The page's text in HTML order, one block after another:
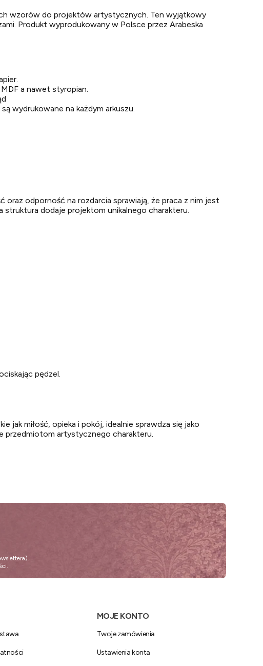
wzorów do projektów artystycznych. Ten wyjątkowy
Produkt wyprodukowany w Polsce przez Arabeska
a nawet styropian.
wydrukowane na każdym arkuszu.
odporność na rozdarcia sprawiają, że praca z nim jest
dodaje projektom unikalnego charakteru.
pędzel.
jak miłość, opieka i pokój, idealnie sprawdza się jako
przedmiotom artystycznego charakteru.
.
MOJE KONTO
Twoje zamówienia
Ustawienia konta